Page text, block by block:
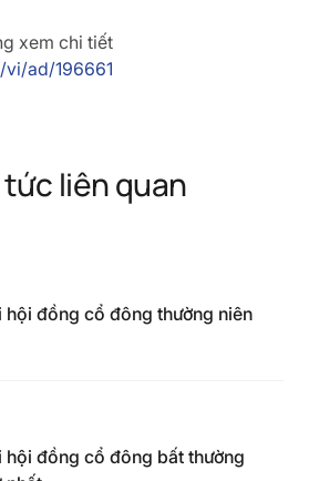
xem chi tiết
ad/196661
liên quan
hội đồng cổ đông thường niên
hội đồng cổ đông bất thường